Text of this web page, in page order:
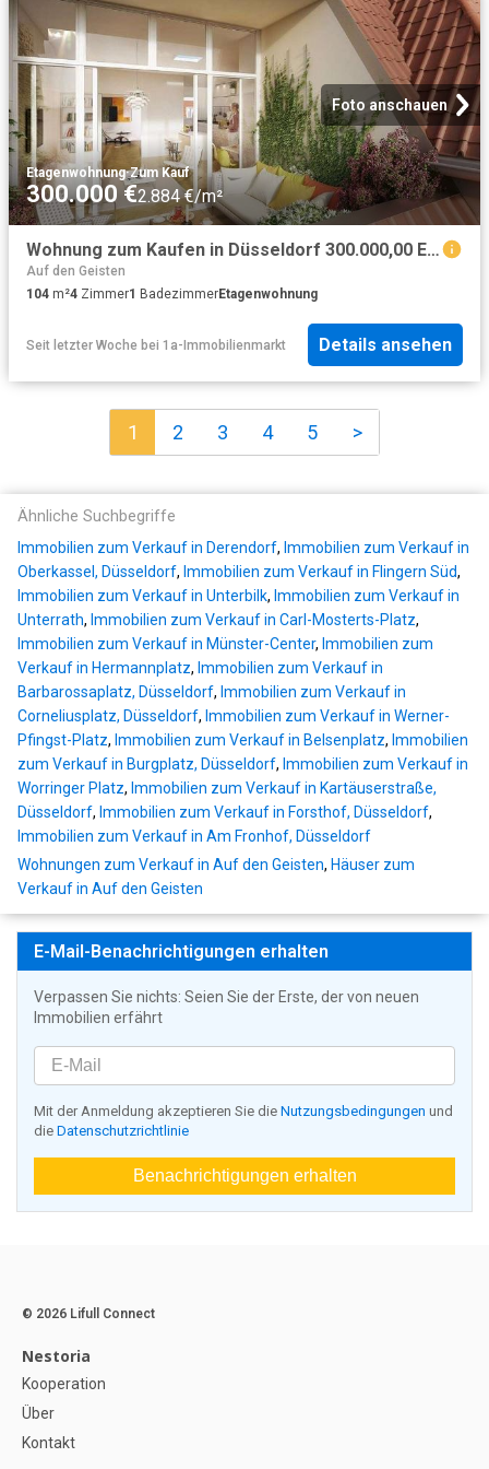
Foto anschauen
Etagenwohnung·Zum Kauf
300.000 €2.884 €/m²
Wohnung zum Kaufen in Düsseldorf 300.000,00 EUR 104 m²
Auf den Geisten
104 m²4 Zimmer1 BadezimmerEtagenwohnung
Seit letzter Woche bei 1a-Immobilienmarkt Details ansehen
1 2 3 4 5 >
Ähnliche Suchbegriffe
Immobilien zum Verkauf in Derendorf, Immobilien zum Verkauf in
Oberkassel, Düsseldorf, Immobilien zum Verkauf in Flingern Süd,
Immobilien zum Verkauf in Unterbilk, Immobilien zum Verkauf in
Unterrath, Immobilien zum Verkauf in Carl-Mosterts-Platz,
Immobilien zum Verkauf in Münster-Center, Immobilien zum
Verkauf in Hermannplatz, Immobilien zum Verkauf in
Barbarossaplatz, Düsseldorf, Immobilien zum Verkauf in
Corneliusplatz, Düsseldorf, Immobilien zum Verkauf in Werner-
Pfingst-Platz, Immobilien zum Verkauf in Belsenplatz, Immobilien
zum Verkauf in Burgplatz, Düsseldorf, Immobilien zum Verkauf in
Worringer Platz, Immobilien zum Verkauf in Kartäuserstraße,
Düsseldorf, Immobilien zum Verkauf in Forsthof, Düsseldorf,
Immobilien zum Verkauf in Am Fronhof, Düsseldorf
Wohnungen zum Verkauf in Auf den Geisten, Häuser zum
Verkauf in Auf den Geisten
E-Mail-Benachrichtigungen erhalten
Verpassen Sie nichts: Seien Sie der Erste, der von neuen
Immobilien erfährt
Mit der Anmeldung akzeptieren Sie die Nutzungsbedingungen und
die Datenschutzrichtlinie
Benachrichtigungen erhalten
© 2026 Lifull Connect
Nestoria
Kooperation
Über
Kontakt